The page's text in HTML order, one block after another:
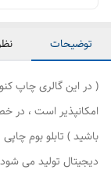
توضیحات
( در این گالری چاپ
امکانپذیر است ، در
باشید ) تابلو بوم
دیجیتال تولید می